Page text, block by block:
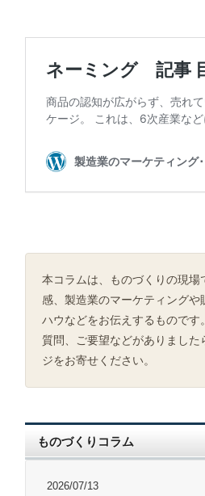
本コラムは、ものづくりの現場
感、製造業のマーケティングや
ハウなどをお伝えするものです
質問、ご要望などがありました
ジをお寄せください。
ものづくりコラム
2026/07/13